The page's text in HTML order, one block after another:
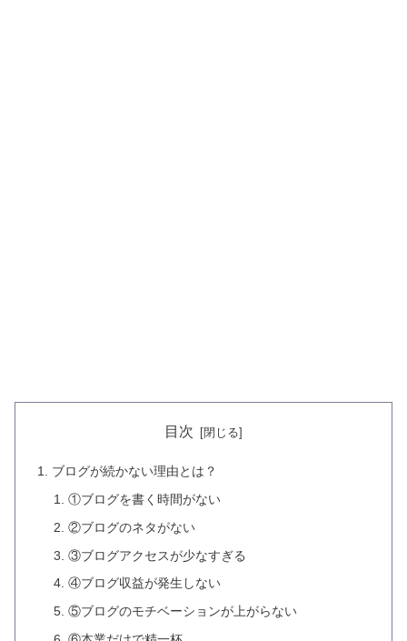
目次
ブログが続かない理由とは？
①ブログを書く時間がない
②ブログのネタがない
③ブログアクセスが少なすぎる
④ブログ収益が発生しない
⑤ブログのモチベーションが上がらない